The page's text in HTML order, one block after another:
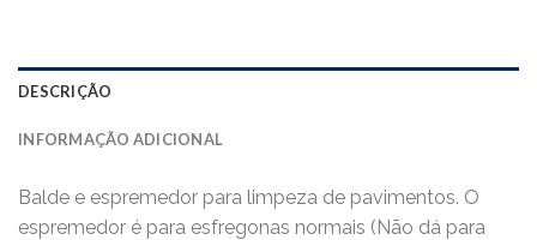
DESCRIÇÃO
INFORMAÇÃO ADICIONAL
Balde e espremedor para limpeza de pavimentos. O
espremedor é para esfregonas normais (Não dá para